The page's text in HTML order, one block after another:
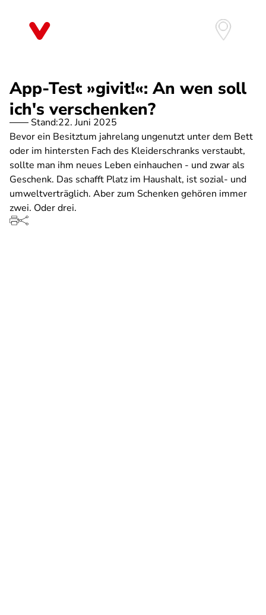
App-Test »givit!«: An wen soll
ich's verschenken?
Stand:22. Juni 2025
Bevor ein Besitztum jahrelang ungenutzt unter dem Bett
oder im hintersten Fach des Kleiderschranks verstaubt,
sollte man ihm neues Leben einhauchen - und zwar als
Geschenk. Das schafft Platz im Haushalt, ist sozial- und
umweltverträglich. Aber zum Schenken gehören immer
zwei. Oder drei.